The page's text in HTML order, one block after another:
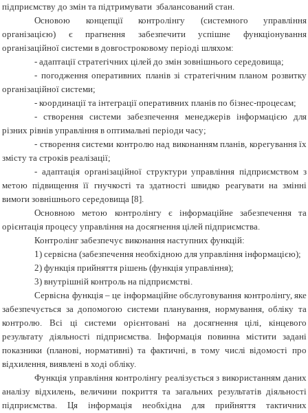
підприємству до змін та підтримувати збалансований стан.
Основою концепції контролінгу (системного управління
організацією) є прагнення забезпечити успішне функціонування
організаційної системи в довгостроковому періоді шляхом:
- адаптації стратегічних цілей до змін зовнішнього середовища;
- погодження оперативних планів зі стратегічним планом розвитку
організаційної системи;
- координації та інтеграції оперативних планів по бізнес-процесам;
-
створення системи забезпечення менеджерів інформацією для
різних рівнів управління в оптимальні періоди часу;
- створення системи контролю над виконанням планів, корегування їх
змісту та строків реалізації;
- адаптація організаційної структури управління підприємством з
метою підвищення її гнучкості та здатності швидко реагувати на змінні
вимоги зовнішнього середовища [8].
Основною метою контролінгу є інформаційне забезпечення та
орієнтація процесу управління на досягнення цілей підприємства.
Контролінг забезпечує виконання наступних функцій:
1) сервісна (забезпечення необхідною для управління інформацією);
2) функція прийняття рішень (функція управління);
3) внутрішній контроль на підприємстві.
Сервісна функція – це інформаційне обслуговування контролінгу, яке
забезпечується за допомогою системи планування, нормування, обліку та
контролю. Всі ці системи орієнтовані на досягнення цілі, кінцевого
результату діяльності підприємства. Інформація повинна містити задані
показники (планові, нормативні) та фактичні, в тому числі відомості про
відхилення, виявлені в ході обліку.
Функція управління контролінгу реалізується з використанням даних
аналізу відхилень, величини покриття та загальних результатів діяльності
підприємства. Ця інформація необхідна для прийняття тактичних